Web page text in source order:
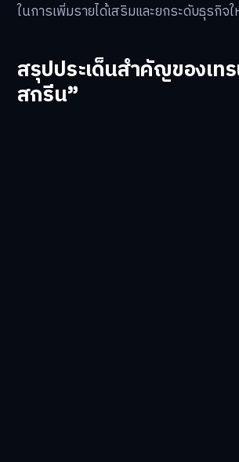
ในการเพิ่มรายได้เสริมและยกระดับธุรกิจ
สรุปประเด็นสำคัญของเท
สกรีน”